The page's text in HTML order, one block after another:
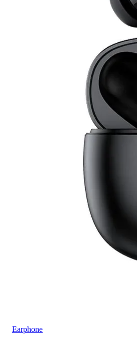
Earphone